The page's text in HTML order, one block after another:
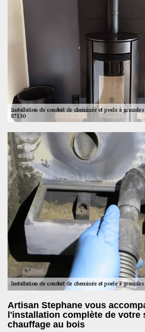
Artisan Stephane vous
l'installation complète de votre
chauffage au bois